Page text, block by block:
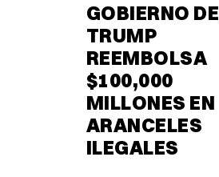
GOBIERNO DE
TRUMP
REEMBOLSA
$100,000
MILLONES EN
ARANCELES
ILEGALES